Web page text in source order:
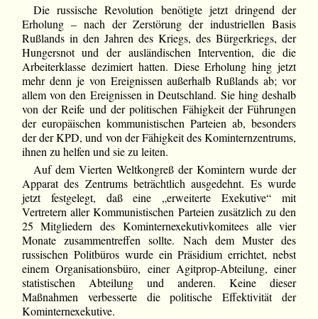
Die russische Revolution benötigte jetzt dringend der
Erholung – nach der Zerstörung der industriellen Basis
Rußlands in den Jahren des Kriegs, des Bürgerkriegs, der
Hungersnot und der ausländischen Intervention, die die
Arbeiterklasse dezimiert hatten. Diese Erholung hing jetzt
mehr denn je von Ereignissen außerhalb Rußlands ab; vor
allem von den Ereignissen in Deutschland. Sie hing deshalb
von der Reife und der politischen Fähigkeit der Führungen
der europäischen kommunistischen Parteien ab, besonders
der der KPD, und von der Fähigkeit des Kominternzentrums,
ihnen zu helfen und sie zu leiten.
Auf dem Vierten Weltkongreß der Komintern wurde der
Apparat des Zentrums beträchtlich ausgedehnt. Es wurde
jetzt festgelegt, daß eine „erweiterte Exekutive“ mit
Vertretern aller Kommunistischen Parteien zusätzlich zu den
25 Mitgliedern des Kominternexekutivkomitees alle vier
Monate zusammentreffen sollte. Nach dem Muster des
russischen Politbüros wurde ein Präsidium errichtet, nebst
einem Organisationsbüro, einer Agitprop-Abteilung, einer
statistischen Abteilung und anderen. Keine dieser
Maßnahmen verbesserte die politische Effektivität der
Kominternexekutive.